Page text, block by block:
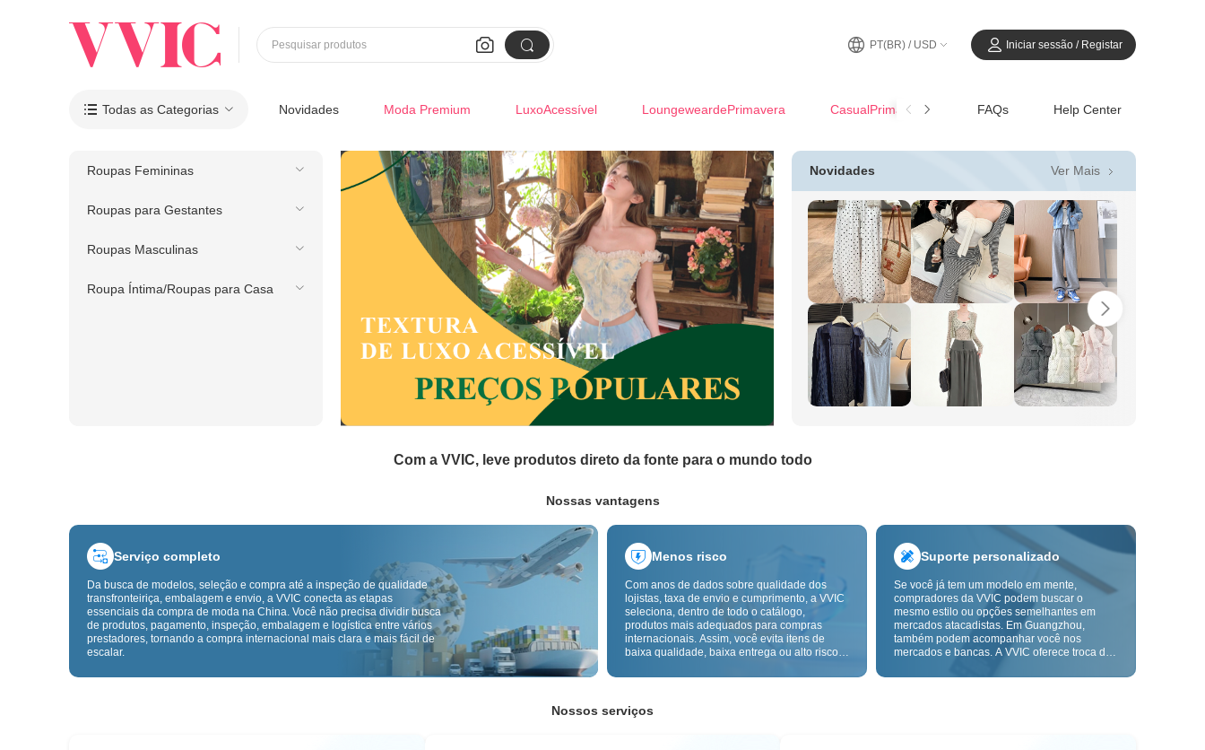
 
Pesquisar produtos PT(BR) / USD Iniciar sessão / Registar
 Todas as Categorias Novidades Moda Premium LuxoAcessível LoungeweardePrimavera CasualPrimavera-Verão FAQs Help Center
Roupas Femininas
Roupas para Gestantes
Roupas Masculinas
Roupa Íntima/Roupas para Casa
Novidades Ver Mais 
Com a VVIC, leve produtos direto da fonte para o mundo todo
Nossas vantagens
Serviço completo
Da busca de modelos, seleção e compra até a inspeção de qualidade
transfronteiriça, embalagem e envio, a VVIC conecta as etapas
essenciais da compra de moda na China. Você não precisa dividir busca
de produtos, pagamento, inspeção, embalagem e logística entre vários
prestadores, tornando a compra internacional mais clara e mais fácil de
escalar.
Menos risco
Com anos de dados sobre qualidade dos
lojistas, taxa de envio e cumprimento, a VVIC
seleciona, dentro de todo o catálogo,
produtos mais adequados para compras
internacionais. Assim, você evita itens de
baixa qualidade, baixa entrega ou alto risco,
inspeção de qualidade transfronteiriça e as
riscos de qualidade, alfândega e pós-venda.
Suporte personalizado
Se você já tem um modelo em mente,
compradores da VVIC podem buscar o
mesmo estilo ou opções semelhantes em
mercados atacadistas. Em Guangzhou,
também podem acompanhar você nos
mercados e bancas. A VVIC oferece troca de
OEM por imagem ou amostra, para tornar
Nossos serviços